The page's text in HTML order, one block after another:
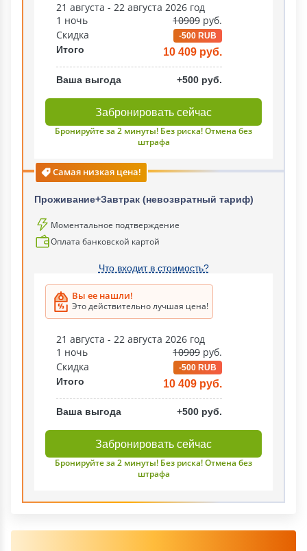
21 августа - 22 августа 2026 год
1 ночь
10909 руб.
Скидка
-500 RUB
Итого 10 409 руб.
Ваша выгода +500 руб.
Забронировать сейчас
Бронируйте за 2 минуты! Без риска! Отмена без
штрафа
Самая низкая цена!
Проживание+Завтрак (невозвратный тариф)
Моментальное подтверждение
Оплата банковской картой
Что входит в стоимость?
Вы ее нашли!
Это действительно лучшая цена!
21 августа - 22 августа 2026 год
1 ночь
10909 руб.
Скидка
-500 RUB
Итого 10 409 руб.
Ваша выгода +500 руб.
Забронировать сейчас
Бронируйте за 2 минуты! Без риска! Отмена без
штрафа